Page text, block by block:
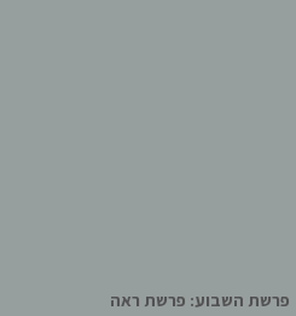
פרשת השבוע: פרשת ראה